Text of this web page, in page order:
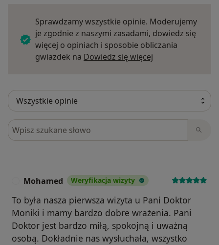
Sprawdzamy wszystkie opinie. Moderujemy
je zgodnie z naszymi zasadami, dowiedz się
więcej o opiniach i sposobie obliczania
gwiazdek na Dowiedz się więcej
Szukaj w opiniach
Mohamed Weryfikacja wizyty
To była nasza pierwsza wizyta u Pani Doktor
Moniki i mamy bardzo dobre wrażenia. Pani
Doktor jest bardzo miłą, spokojną i uważną
osobą. Dokładnie nas wysłuchała, wszystko